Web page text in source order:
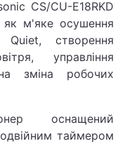
CS/CU-E18RKD
як м'яке осушення
створення
управління
зміна робочих
оснащений
таймером